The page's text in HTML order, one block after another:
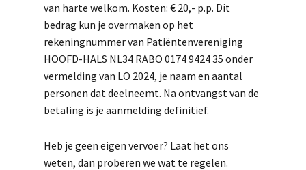
van harte welkom. Kosten: € 20,- p.p. Dit
bedrag kun je overmaken op het
rekeningnummer van Patiëntenvereniging
HOOFD-HALS NL34 RABO 0174 9424 35 onder
vermelding van LO 2024, je naam en aantal
personen dat deelneemt. Na ontvangst van de
betaling is je aanmelding definitief.
Heb je geen eigen vervoer? Laat het ons
weten, dan proberen we wat te regelen.